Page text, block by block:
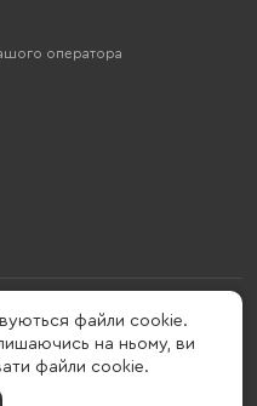
оператора
розвивається у сфері смарт
заснований в 2013 році. Gelius
це стиль життя, який об'єднує в
практичність.
файли cookie.
на ньому, ви
файли cookie.